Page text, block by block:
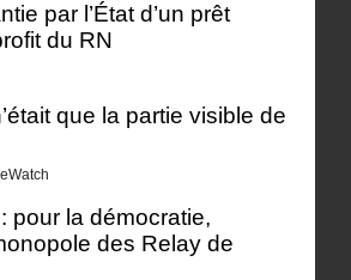
par l’État d’un prêt
du RN
que la partie visible de
pour la démocratie,
des Relay de